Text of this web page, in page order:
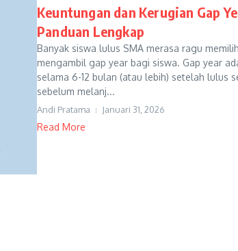
Keuntungan dan Kerugian Gap
Panduan Lengkap
Banyak siswa lulus SMA merasa ragu
mengambil gap year bagi siswa. Gap year
selama 6-12 bulan (atau lebih) setelah lulus
sebelum melanj...
Andi Pratama Januari 31, 2026
Read More